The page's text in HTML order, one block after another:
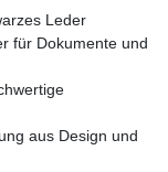
Leder
für Dokumente und
aus Design und